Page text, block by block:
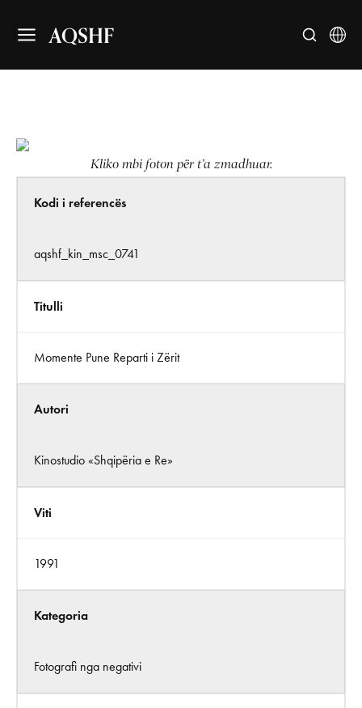
AQSHF
Kliko mbi foton për t’a zmadhuar.
Kodi i referencës
aqshf_kin_msc_0741
Titulli
Momente Pune Reparti i Zërit
Autori
Kinostudio «Shqipëria e Re»
Viti
1991
Kategoria
Fotografi nga negativi